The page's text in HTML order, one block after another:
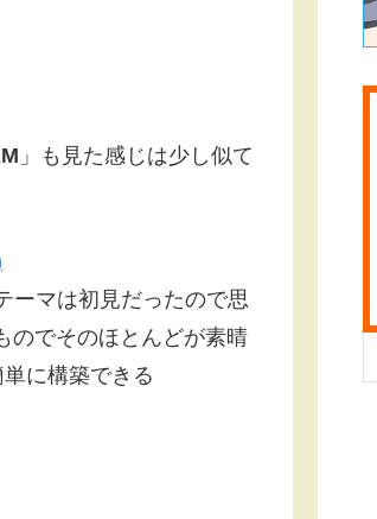
」も見た感じは少し似て
ーマは初見だったので思
のでそのほとんどが素晴
に構築できる